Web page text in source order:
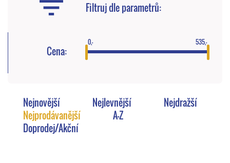
Filtruj dle parametrů:
Cena:
0,- 535,-
Nejnovější Nejlevnější
Nejdražší
Nejprodávanější
A-Z
Doprodej/Akční